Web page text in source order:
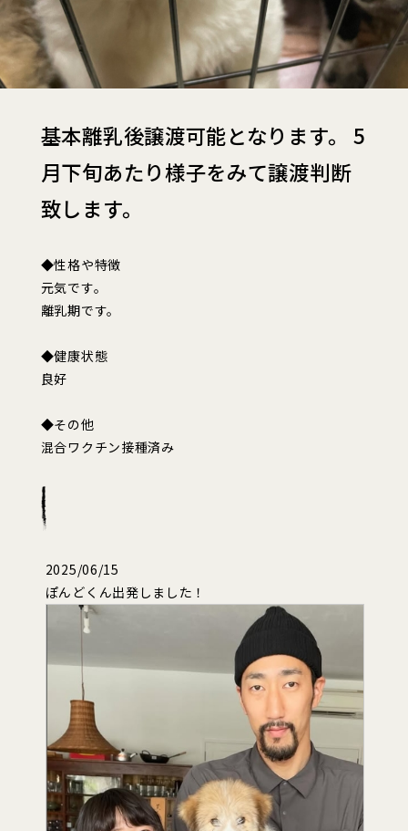
基本離乳後譲渡可能となります。 5
月下旬あたり様子をみて譲渡判断
致します。
◆性格や特徴
元気です。
離乳期です。
◆健康状態
良好
◆その他
混合ワクチン接種済み
2025/06/15
ぽんどくん出発しました！